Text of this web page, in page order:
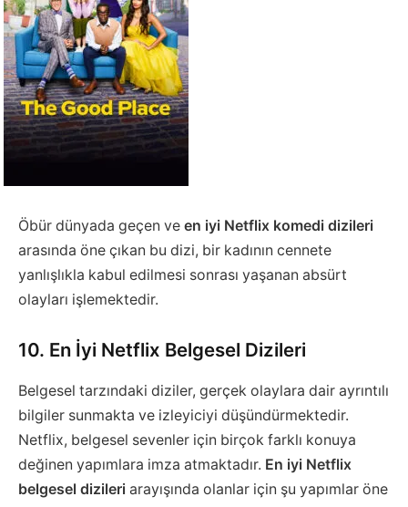
Öbür dünyada geçen ve en iyi Netflix komedi dizileri
arasında öne çıkan bu dizi, bir kadının cennete
yanlışlıkla kabul edilmesi sonrası yaşanan absürt
olayları işlemektedir.
10. En İyi Netflix Belgesel Dizileri
Belgesel tarzındaki diziler, gerçek olaylara dair ayrıntılı
bilgiler sunmakta ve izleyiciyi düşündürmektedir.
Netflix, belgesel sevenler için birçok farklı konuya
değinen yapımlara imza atmaktadır. En iyi Netflix
belgesel dizileri arayışında olanlar için şu yapımlar öne